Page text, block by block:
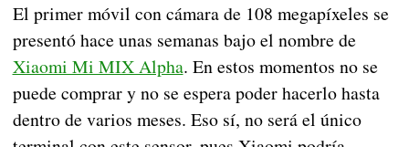
El primer móvil con cámara de 108 megapíxeles se
presentó hace unas semanas bajo el nombre de
Xiaomi Mi MIX Alpha. En estos momentos no se
puede comprar y no se espera poder hacerlo hasta
dentro de varios meses. Eso sí, no será el único